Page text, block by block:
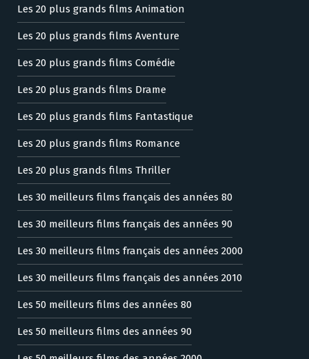
Les 20 plus grands films Animation
Les 20 plus grands films Aventure
Les 20 plus grands films Comédie
Les 20 plus grands films Drame
Les 20 plus grands films Fantastique
Les 20 plus grands films Romance
Les 20 plus grands films Thriller
Les 30 meilleurs films français des années 80
Les 30 meilleurs films français des années 90
Les 30 meilleurs films français des années 2000
Les 30 meilleurs films français des années 2010
Les 50 meilleurs films des années 80
Les 50 meilleurs films des années 90